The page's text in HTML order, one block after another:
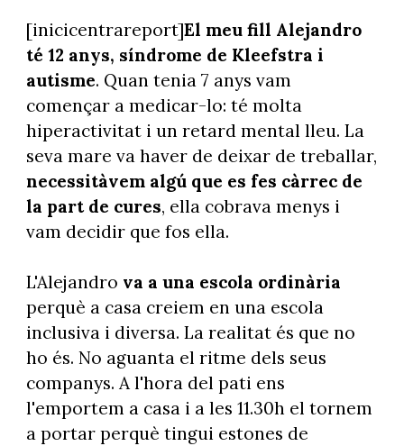
[inicicentrareport]El meu fill Alejandro
té 12 anys, síndrome de Kleefstra i
autisme. Quan tenia 7 anys vam
començar a medicar-lo: té molta
hiperactivitat i un retard mental lleu. La
seva mare va haver de deixar de treballar,
necessitàvem algú que es fes càrrec de
la part de cures, ella cobrava menys i
vam decidir que fos ella.
L'Alejandro va a una escola ordinària
perquè a casa creiem en una escola
inclusiva i diversa. La realitat és que no
ho és. No aguanta el ritme dels seus
companys. A l'hora del pati ens
l'emportem a casa i a les 11.30h el tornem
a portar perquè tingui estones de